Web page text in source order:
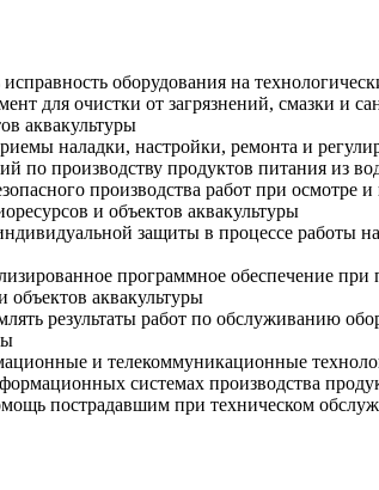
оборудования на
для очистки от загрязнений, смазки и
аквакультуры
наладки, настройки, ремонта и
по производству продуктов питания из
производства работ при осмотре
и объектов аквакультуры
защиты в процессе работы
программное обеспечение
объектов аквакультуры
результаты работ по обслуживанию
и телекоммуникационные
системах производства
пострадавшим при техническом